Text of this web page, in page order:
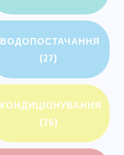
ВОДОПОСТАЧАННЯ
(27)
КОНДИЦІОНУВАННЯ
(26)